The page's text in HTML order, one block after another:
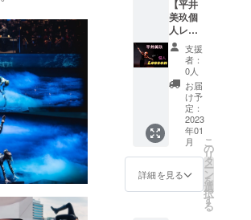
く引
用、転
載、複
製、第
三者へ
の提
供、改
変など
はご遠
慮下さ
い。 (送
料込み)
ル2種類
（直径
５cmの
丸い
シー
ル、カ
ラフル
アート
にロゴ
入り１
種、和
モダン
アート
にロゴ
入り１
直筆サ
イン入
り！ ●
月灯藝
術。オ
リジナ
ルシー
ル2種類
（直径
５cmの
丸い
シー
ラフル
アート
させて
いただ
きま
す。）
※詳細は
メール
にてお
知らせ
致しま
すので
受信拒
否設定
ていな
いメー
（直径
５cmの
丸い
シー
ル、カ
ラフル
アート
にロゴ
入り１
種、和
モダン
アート
入り１
種、紙
アドレ
スをご
記入く
ださ
い。 ※
オンラ
イン打
ち上げ
開催の
URLを
メール
にてお
送りい
たしま
ニング
※ご支援
者様の
同伴
者、付
き添い
の方も
見学
可。備
考欄に
同伴
者・付
き添い
の方の
【平井
美玖個
人レッ
スン】
※出張
レッス
ン(日本
全国可
個人
レッス
ン ・
レッス
ン内容
振り付
け/指導/
支援
者：
0人
お届
け予
定：
2023
年01
月
詳細を見る
こ
の
リ
タ
ー
ン
を
選
択
す
る